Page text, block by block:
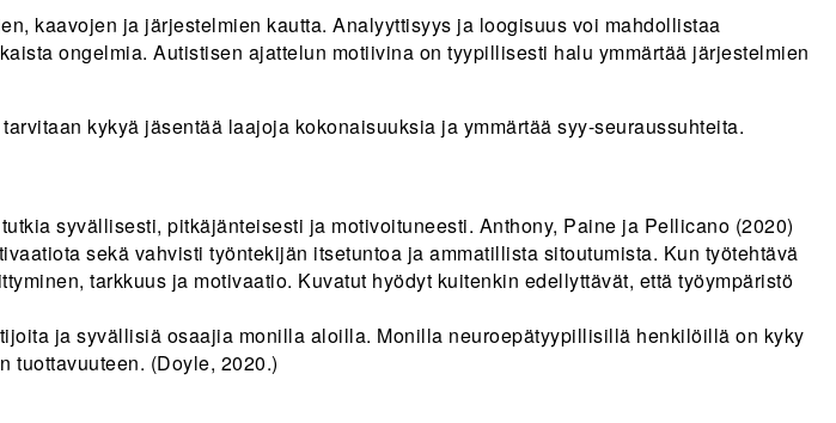
kaavojen ja järjestelmien kautta. Analyyttisyys ja loogisuus voi mahdollistaa
ongelmia. Autistisen ajattelun motiivina on tyypillisesti halu ymmärtää järjestelmien
kykyä jäsentää laajoja kokonaisuuksia ja ymmärtää syy-seuraussuhteita.
syvällisesti, pitkäjänteisesti ja motivoituneesti. Anthony, Paine ja Pellicano (2020)
sekä vahvisti työntekijän itsetuntoa ja ammatillista sitoutumista. Kun työtehtävä
tarkkuus ja motivaatio. Kuvatut hyödyt kuitenkin edellyttävät, että työympäristö
ja syvällisiä osaajia monilla aloilla. Monilla neuroepätyypillisillä henkilöillä on kyky
tuottavuuteen. (Doyle, 2020.)